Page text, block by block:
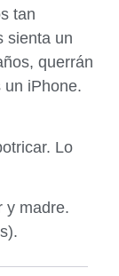
tan
sienta un
querrán
un iPhone.
Lo
y madre.